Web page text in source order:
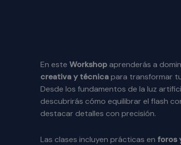
En este Workshopaprenderás a
creativa y técnicapara transformar
Desde los fundamentos de la luz
descubrirás cómo equilibrar el flash
destacar detalles con precisión.
Las clases incluyen prácticas en foros